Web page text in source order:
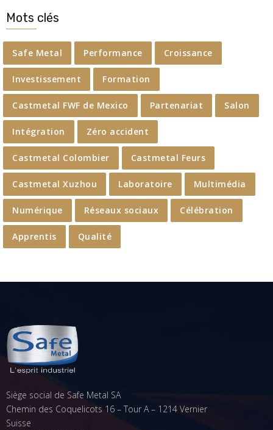
Mots clés
Safe Metal Performance Croissance
Investissement Formation
Castmetal FWF de Mexico Partenariat Salon
Intégration Zéro accident
Castmetal Colombier Castmetal Feurs
Castmetal Xuzhou Laboratoire Multimédia
Numérique Réseaux sociaux Célébration
Apprentis Qualité
Siège social de Safe Metal SA
Chemin des Coquelicots 16 – Tour A – 1214 Vernier
Suisse